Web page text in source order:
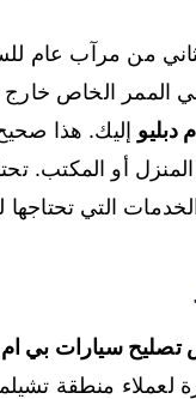
من مرآب عام
الخاص خارج
إليك. هذا
أو المكتب.
التي تحتاجها
سيارات بي ام
لعملاء منطقة